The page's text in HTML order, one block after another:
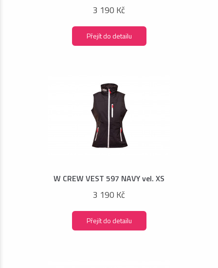
3 190 Kč
Přejít do detailu
W CREW VEST 597 NAVY vel. XS
3 190 Kč
Přejít do detailu